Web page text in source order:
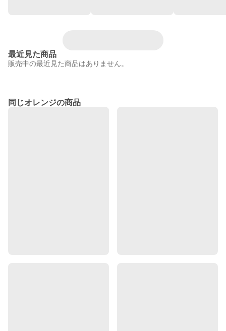
最近見た商品
販売中の最近見た商品はありません。
同じオレンジの商品